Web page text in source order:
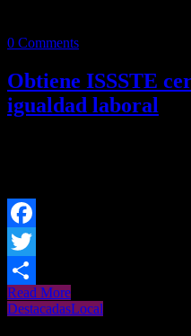
0 Comments
Obtiene ISSSTE
igualdad laboral
Facebook
Twitter
Share
Read More
DestacadasLocal